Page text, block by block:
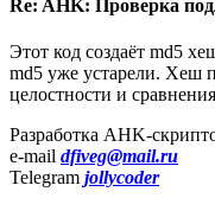
Re: AHK: Проверка
Этот код создаёт md5
md5 уже устарели. Хеш
целостности и
Разработка AHK-
e-mail dfiveg@mail.ru
Telegram jollycoder